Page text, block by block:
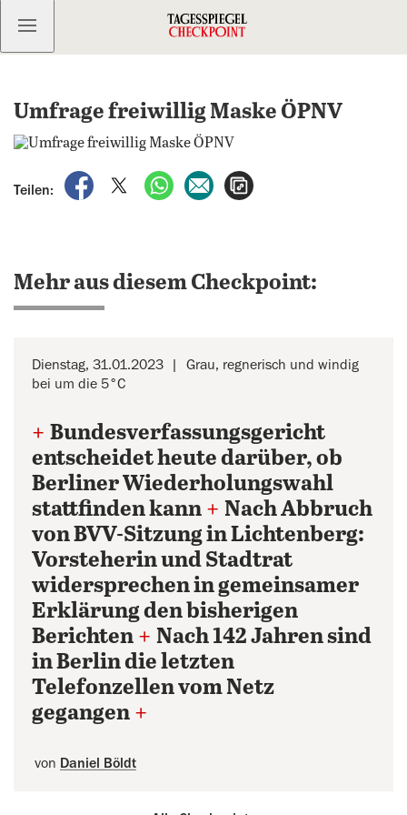
Kostenlos anmelden
Umfrage freiwillig Maske ÖPNV
Teilen:
auf Facebook teilen
auf X teilenper WhatsApp teilen
per E-Mail teilen
Mehr aus diesem Checkpoint:
Dienstag, 31.01.2023
Grau, regnerisch und windig
bei um die 5°C
+ Bundesverfassungsgericht
entscheidet heute darüber, ob
Berliner Wiederholungswahl
stattfinden kann + Nach Abbruch
von BVV-Sitzung in Lichtenberg:
Vorsteherin und Stadtrat
widersprechen in gemeinsamer
Erklärung den bisherigen
Berichten + Nach 142 Jahren sind
in Berlin die letzten
Telefonzellen vom Netz
gegangen +
von Daniel Böldt